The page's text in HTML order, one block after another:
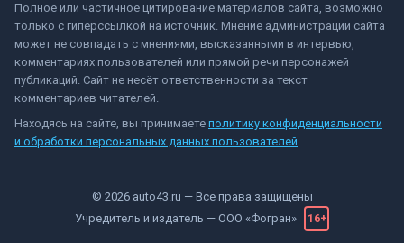
Полное или частичное цитирование материалов сайта, возможно
только с гиперссылкой на источник. Мнение администрации сайта
может не совпадать с мнениями, высказанными в интервью,
комментариях пользователей или прямой речи персонажей
публикаций. Сайт не несёт ответственности за текст
комментариев читателей.
Находясь на сайте, вы принимаете политику конфиденциальности
и обработки персональных данных пользователей
© 2026 auto43.ru — Все права защищены
Учредитель и издатель — ООО «Фогран» 16+